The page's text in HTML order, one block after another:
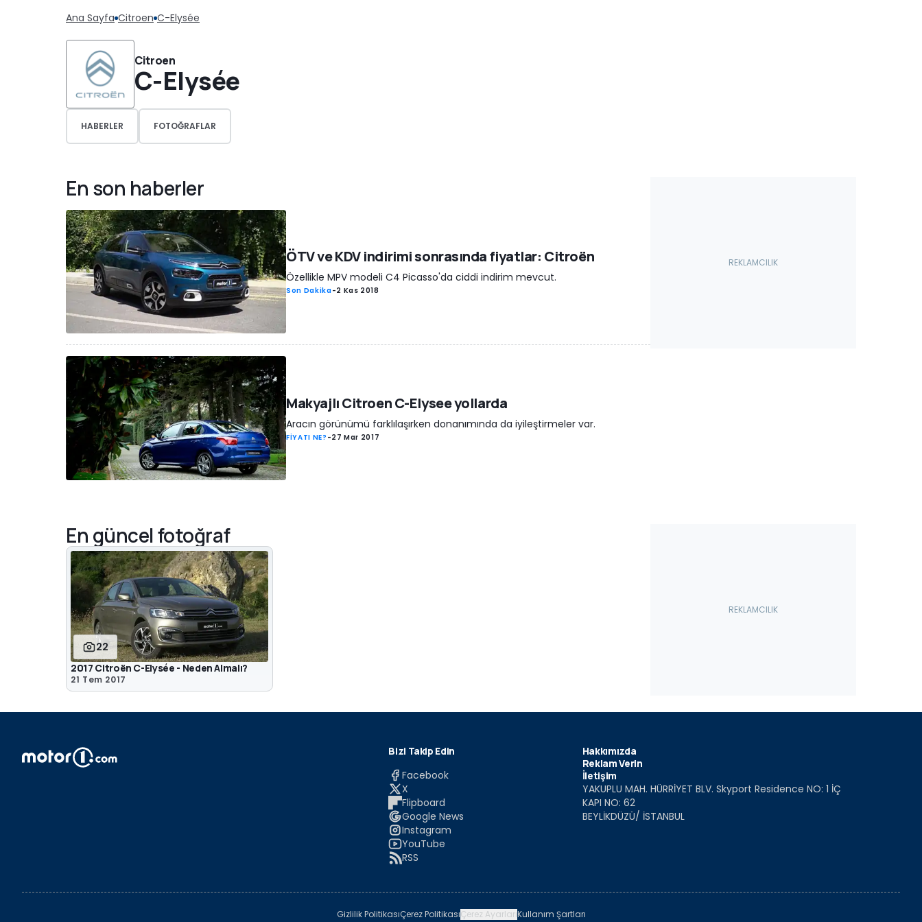
Ana Sayfa Citroen C-Elysée
Citroen
C-Elysée
HABERLER FOTOĞRAFLAR
En son haberler
ÖTV ve KDV indirimi sonrasında fiyatlar: Citroën
Özellikle MPV modeli C4 Picasso'da ciddi indirim mevcut.
Son Dakika-2 Kas 2018
Makyajlı Citroen C-Elysee yollarda
Aracın görünümü farklılaşırken donanımında da iyileştirmeler var.
FİYATI NE? -27 Mar 2017
En güncel fotoğraf
22
2017 Citroën C-Elysée - Neden Almalı?
21 Tem 2017
Bizi Takip Edin
Facebook
X
Flipboard
Google News
Instagram
YouTube
RSS
Hakkımızda
Reklam Verin
İletişim
YAKUPLU MAH. HÜRRİYET BLV. Skyport Residence NO: 1 İÇ
KAPI NO: 62
BEYLİKDÜZÜ/ İSTANBUL
Gizlilik PolitikasıÇerez PolitikasıÇerez AyarlarıKullanım Şartları